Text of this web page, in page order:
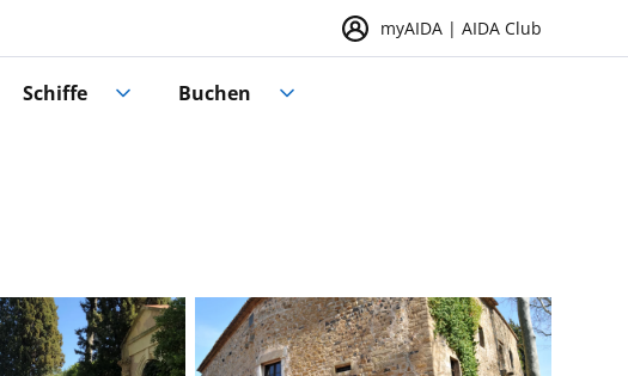
myAIDA | AIDA Club
Schiffe Buchen